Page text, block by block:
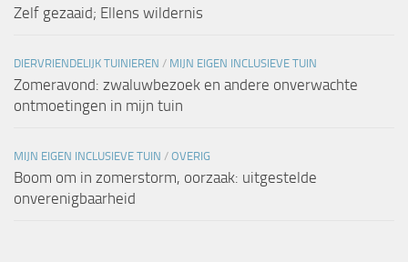
Zelf gezaaid; Ellens wildernis
DIERVRIENDELIJK TUINIEREN / MIJN EIGEN INCLUSIEVE TUIN
Zomeravond: zwaluwbezoek en andere onverwachte
ontmoetingen in mijn tuin
MIJN EIGEN INCLUSIEVE TUIN / OVERIG
Boom om in zomerstorm, oorzaak: uitgestelde
onverenigbaarheid